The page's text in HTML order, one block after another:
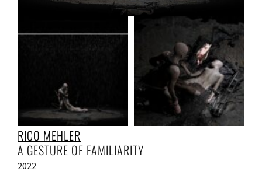
RICO MEHLER
A GESTURE OF FAMILIARITY
2022